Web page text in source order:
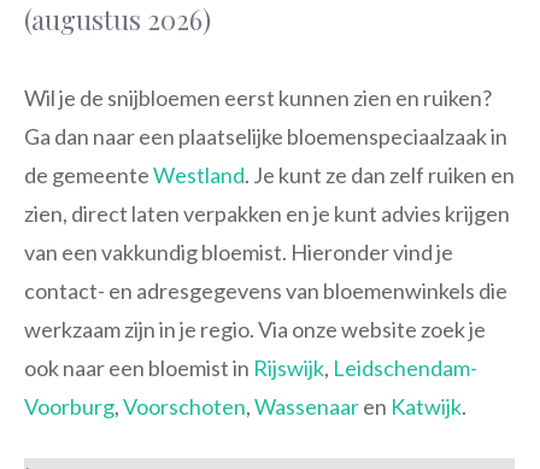
(augustus 2026)
Wil je de snijbloemen eerst kunnen zien en ruiken?
Ga dan naar een plaatselijke bloemenspeciaalzaak in
de gemeenteWestland. Je kunt ze dan zelf ruiken en
zien, direct laten verpakken en je kunt advies krijgen
van een vakkundig bloemist. Hieronder vind je
contact- en adresgegevens van bloemenwinkels die
werkzaam zijn in je regio. Via onze website zoek je
ook naar een bloemist in Rijswijk, Leidschendam-
Voorburg,Voorschoten,Wassenaaren Katwijk.